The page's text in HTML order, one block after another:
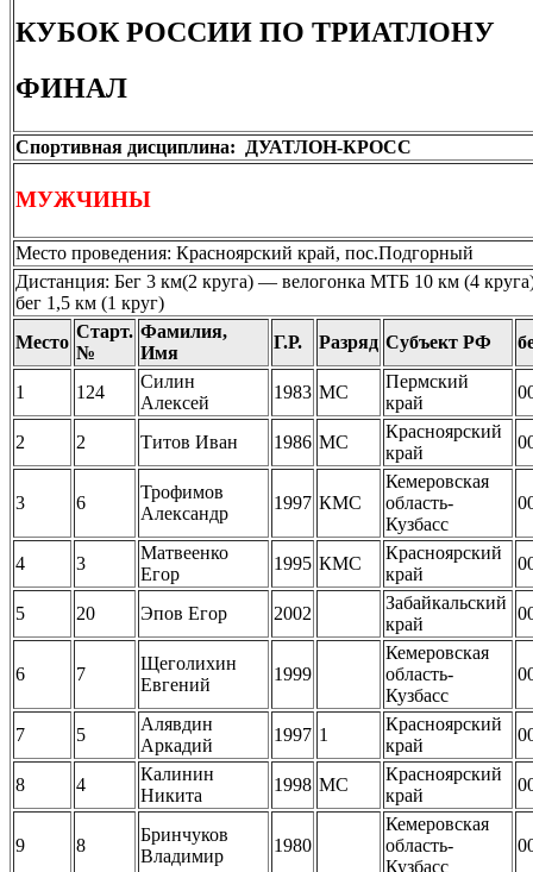
КУБОК РОССИИ ПО ТРИАТЛОНУ
ФИНАЛ
Спортивная дисциплина: ДУАТЛОН-КРОСС
МУЖЧИНЫ
Место проведения: Красноярский край, пос.Подгорный
Дистанция: Бег 3 км(2 круга) — велогонка МТБ 10 км (4
бег 1,5 км (1 круг)
Место
Старт.
№
Фамилия,
Имя
Г.Р. Разряд Субъект РФ
1 124
Силин
Алексей
1983 МС
Пермский
край
2 2 Титов Иван 1986 МС
Красноярский
край
3 6
Трофимов
Александр
1997 КМС
Кемеровская
область-
Кузбасс
4 3
Матвеенко
Егор
1995 КМС
Красноярский
край
5 20 Эпов Егор 2002
Забайкальский
край
6 7
Щеголихин
Евгений
1999
Кемеровская
область-
Кузбасс
7 5
Алявдин
Аркадий
1997 1
Красноярский
край
8 4
Калинин
Никита
1998 МС
Красноярский
край
9 8
Бринчуков
Владимир
1980
Кемеровская
область-
Кузбасс